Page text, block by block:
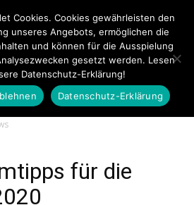
Touristiknews.de
|
für die
Cookies. Cookies gewährleisten den
unseres Angebots, ermöglichen die
und können für die Ausspielung
gesetzt werden. Lesen
Datenschutz-Erklärung!
Datenschutz-Erklärung